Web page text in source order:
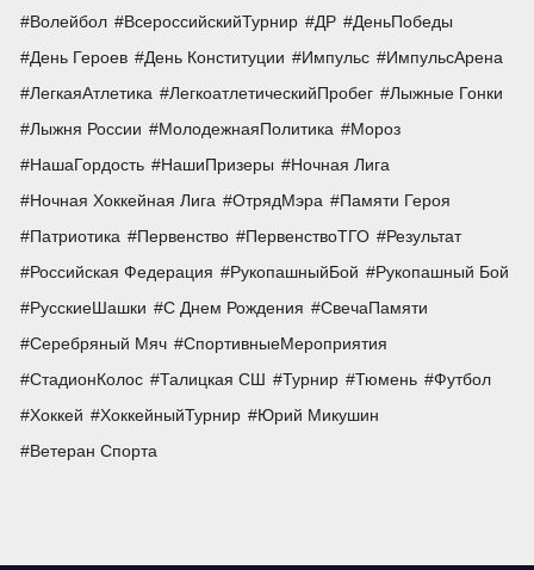
Волейбол
ВсероссийскийТурнир ДР
ДеньПобеды
День Героев
День Конституции Импульс
ИмпульсАрена
ЛегкаяАтлетика
ЛегкоатлетическийПробег
Лыжные Гонки
Лыжня России
МолодежнаяПолитика
Мороз
НашаГордость
НашиПризеры
Ночная Лига
Ночная Хоккейная Лига
ОтрядМэра
Памяти Героя
Патриотика
Первенство ПервенствоТГО
Результат
Российская Федерация
РукопашныйБой
Рукопашный Бой
РусскиеШашки
С Днем Рождения
СвечаПамяти
Серебряный Мяч
СпортивныеМероприятия
СтадионКолос
Талицкая СШ Турнир Тюмень
Футбол
Хоккей
ХоккейныйТурнир
Юрий Микушин
Ветеран Спорта